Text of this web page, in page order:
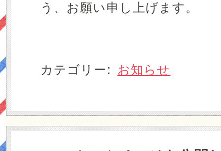
う、お願い申し上げます。
カテゴリー: お知らせ